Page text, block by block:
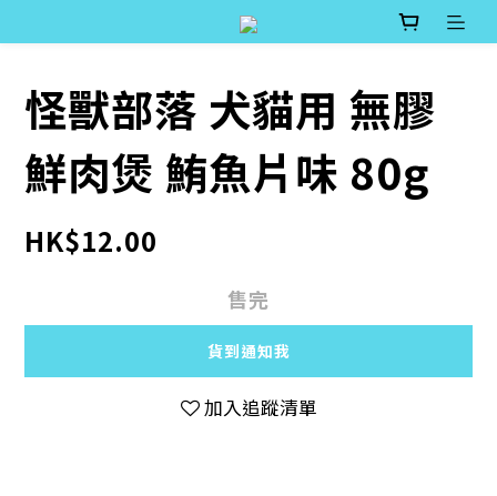
怪獸部落 犬貓用 無膠
鮮肉煲 鮪魚片味 80g
HK$12.00
售完
貨到通知我
加入追蹤清單